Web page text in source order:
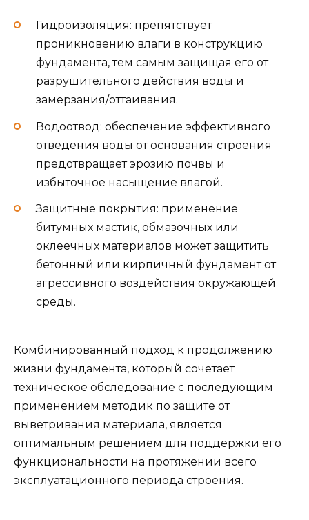
Гидроизоляция: препятствует
проникновению влаги в конструкцию
фундамента, тем самым защищая его от
разрушительного действия воды и
замерзания/оттаивания.
Водоотвод: обеспечение эффективного
отведения воды от основания строения
предотвращает эрозию почвы и
избыточное насыщение влагой.
Защитные покрытия: применение
битумных мастик, обмазочных или
оклеечных материалов может защитить
бетонный или кирпичный фундамент от
агрессивного воздействия окружающей
среды.
Комбинированный подход к продолжению
жизни фундамента, который сочетает
техническое обследование с последующим
применением методик по защите от
выветривания материала, является
оптимальным решением для поддержки его
функциональности на протяжении всего
эксплуатационного периода строения.